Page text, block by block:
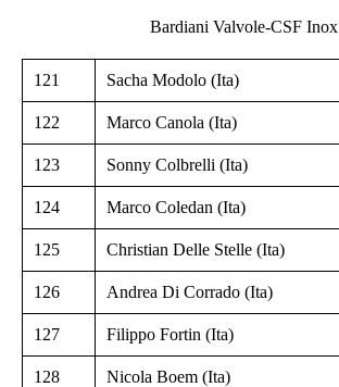
Bardiani Valvole-CSF Inox
121 Sacha Modolo (Ita)
122 Marco Canola (Ita)
123 Sonny Colbrelli (Ita)
124 Marco Coledan (Ita)
125 Christian Delle Stelle (Ita)
126 Andrea Di Corrado (Ita)
127 Filippo Fortin (Ita)
128 Nicola Boem (Ita)